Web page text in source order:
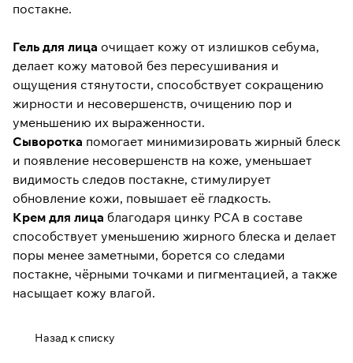
постакне.
Гель для лица очищает кожу от излишков себума,
делает кожу матовой без пересушивания и
ощущения стянутости, способствует сокращению
жирности и несовершенств, очищению пор и
уменьшению их выраженности.
Сыворотка помогает минимизировать жирный блеск
и появление несовершенств на коже, уменьшает
видимость следов постакне, стимулирует
обновление кожи, повышает её гладкость.
Крем для лица благодаря цинку PCA в составе
способствует уменьшению жирного блеска и делает
поры менее заметными, борется со следами
постакне, чёрными точками и пигментацией, а также
насыщает кожу влагой.
Назад к списку